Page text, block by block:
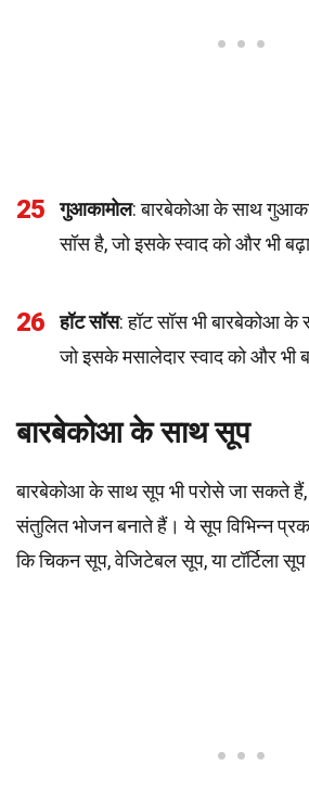
25 गुआकामोल: बारबेकोआ के साथ
सॉस है, जो इसके स्वाद को और भी
26 हॉट सॉस: हॉट सॉस भी बारबेकोआ के
जो इसके मसालेदार स्वाद को और भी
बारबेकोआ के साथ सूप
बारबेकोआ के साथ सूप भी परोसे जा सकते
संतुलित भोजन बनाते हैं। ये सूप विभिन्न
कि चिकन सूप, वेजिटेबल सूप, या टॉर्टिला